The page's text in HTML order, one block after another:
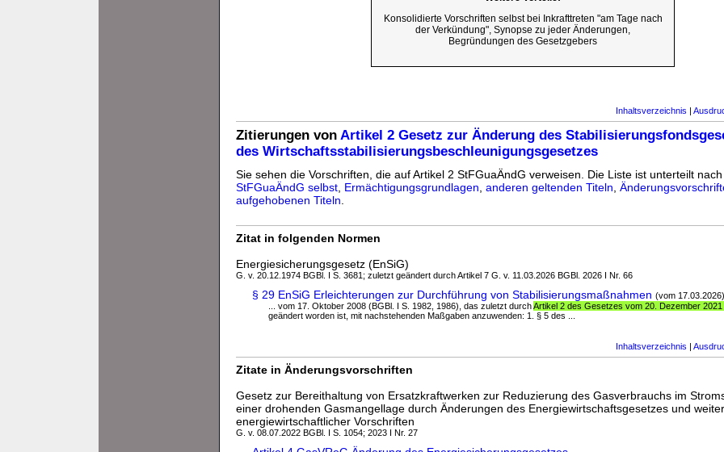
Konsolidierte Vorschriften selbst bei Inkrafttreten "am Tage nach
der Verkündung", Synopse zu jeder Änderungen,
Begründungen des Gesetzgebers
Inhaltsverzeichnis |
Zitierungen von Artikel 2 Gesetz zur Änderung des
des Wirtschaftsstabilisierungsbeschleunigungsgesetzes
Sie sehen die Vorschriften, die auf Artikel 2 StFGuaÄndG verweisen. Die Liste ist unterteilt
StFGuaÄndG selbst Ermächtigungsgrundlagen anderen geltenden Titeln
aufgehobenen Titeln
Zitat in folgenden Normen
Energiesicherungsgesetz (EnSiG)
G. v. 20.12.1974 BGBl. I S. 3681; zuletzt geändert durch Artikel 7 G. v. 11.03.2026 BGBl. 2026 I Nr. 66
§ 29 EnSiG Erleichterungen zur Durchführung von Stabilisierungsmaßnahmen (vom 17.03.2026)
... vom 17. Oktober 2008 (BGBl. I S. 1982, 1986), das zuletzt durchArtikel 2 des Gesetzes vom 20. Dezember
geändert worden ist, mit nachstehenden Maßgaben anzuwenden: 1. § 5 des ...
Inhaltsverzeichnis |
Zitate in Änderungsvorschriften
Gesetz zur Bereithaltung von Ersatzkraftwerken zur Reduzierung des Gasverbrauchs im
einer drohenden Gasmangellage durch Änderungen des Energiewirtschaftsgesetzes und
energiewirtschaftlicher Vorschriften
G. v. 08.07.2022 BGBl. I S. 1054; 2023 I Nr. 27